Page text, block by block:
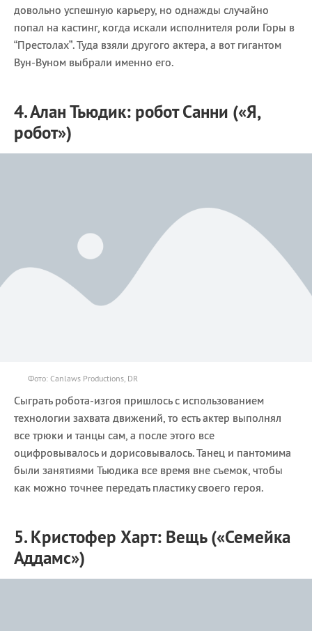
довольно успешную карьеру, но однажды случайно
попал на кастинг, когда искали исполнителя роли Горы в
“Престолах”. Туда взяли другого актера, а вот гигантом
Вун-Вуном выбрали именно его.
4. Алан Тьюдик: робот Санни («Я,
робот»)
Фото: Canlaws Productions, DR
Сыграть робота-изгоя пришлось с использованием
технологии захвата движений, то есть актер выполнял
все трюки и танцы сам, а после этого все
оцифровывалось и дорисовывалось. Танец и пантомима
были занятиями Тьюдика все время вне съемок, чтобы
как можно точнее передать пластику своего героя.
5. Кристофер Харт: Вещь («Семейка
Аддамс»)